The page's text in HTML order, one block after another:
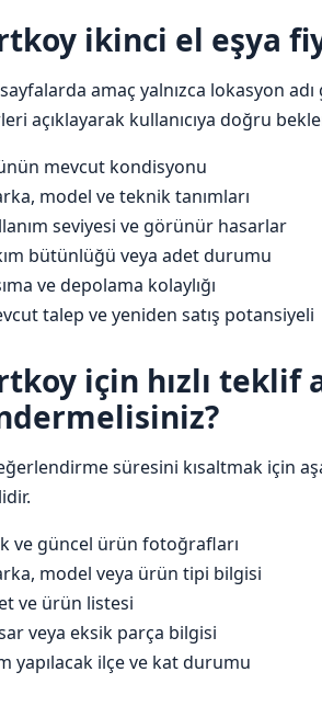
ikinci el eşya
amaç yalnızca lokasyon
açıklayarak kullanıcıya doğru
mevcut kondisyonu
model ve teknik tanımları
seviyesi ve görünür hasarlar
bütünlüğü veya adet durumu
ve depolama kolaylığı
talep ve yeniden satış potansiyeli
için hızlı
süresini kısaltmak için
ve güncel ürün fotoğrafları
model veya ürün tipi bilgisi
ve ürün listesi
veya eksik parça bilgisi
yapılacak ilçe ve kat durumu